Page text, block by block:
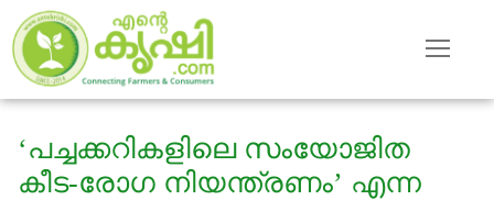
Skip
to
content
‘പച്ചക്കറികളിലെ സംയോജിത
കീട-രോഗ നിയന്ത്രണം’ എന്ന